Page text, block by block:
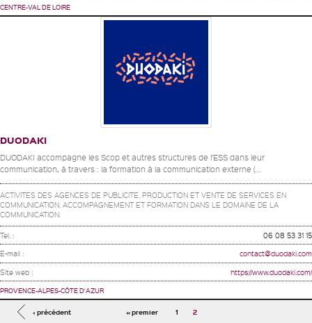
CENTRE-VAL DE LOIRE
DUODAKI
DUODAKI accompagne les Scop et autres structures de l’ESS dans leur
communication, à travers : la formation à la communication externe (...
ACTIVITES DES AGENCES DE PUBLICITE. PRODUCTION ET VENTE DE SERVICES EN
COMMUNICATION. ACCOMPAGNEMENT ET FORMATION DANS LE DOMAINE DE LA
COMMUNICATION.
Tel. : 06 08 53 31 15
E-mail : contact@duodaki.com
Site web : https://www.duodaki.com/
PROVENCE-ALPES-CÔTE D'AZUR
Pages
« premier
‹ précédent 1 2